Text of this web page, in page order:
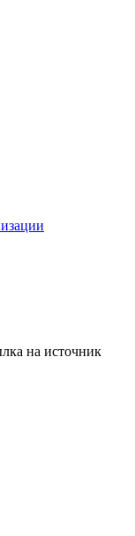
на источник